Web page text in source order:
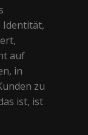
Identität,
auf
in
zu
ist, ist